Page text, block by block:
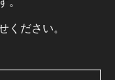
ください。